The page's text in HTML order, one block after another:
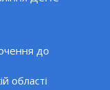
до
області